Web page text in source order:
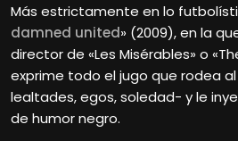
Más estrictamente en lo
damned united» (2009), en la
director de «Les Misérables» o
exprime todo el jugo que rodea
lealtades, egos, soledad- y le
de humor negro.